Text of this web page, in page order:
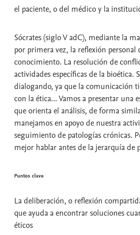
el paciente, o del médico y la
Sócrates (siglo V adC), mediante la
por primera vez, la reflexión
conocimiento. La resolución de
actividades específicas de la bioética.
dialogando, ya que la comunicación
con la ética... Vamos a presentar una
que orienta el análisis, de forma
manejamos en apoyo de nuestra
seguimiento de patologías crónicas.
mejor hablar antes de la jerarquía de
Puntos clave
La deliberación, o reflexión
que ayuda a encontrar soluciones
éticos